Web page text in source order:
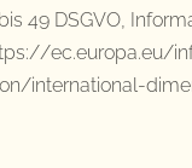
49 DSGVO,
ec.europa.eu/
international-